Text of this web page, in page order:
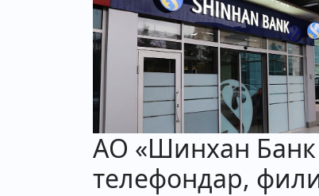
АО «Шинхан Банк
телефондар,